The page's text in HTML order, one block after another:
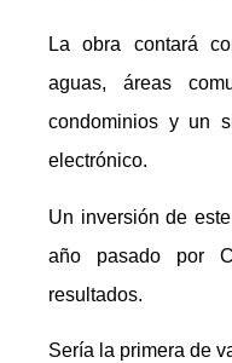
La obra contará
aguas, áreas
condominios y un
electrónico.
Un inversión de
año pasado por
resultados.
Sería la primera de